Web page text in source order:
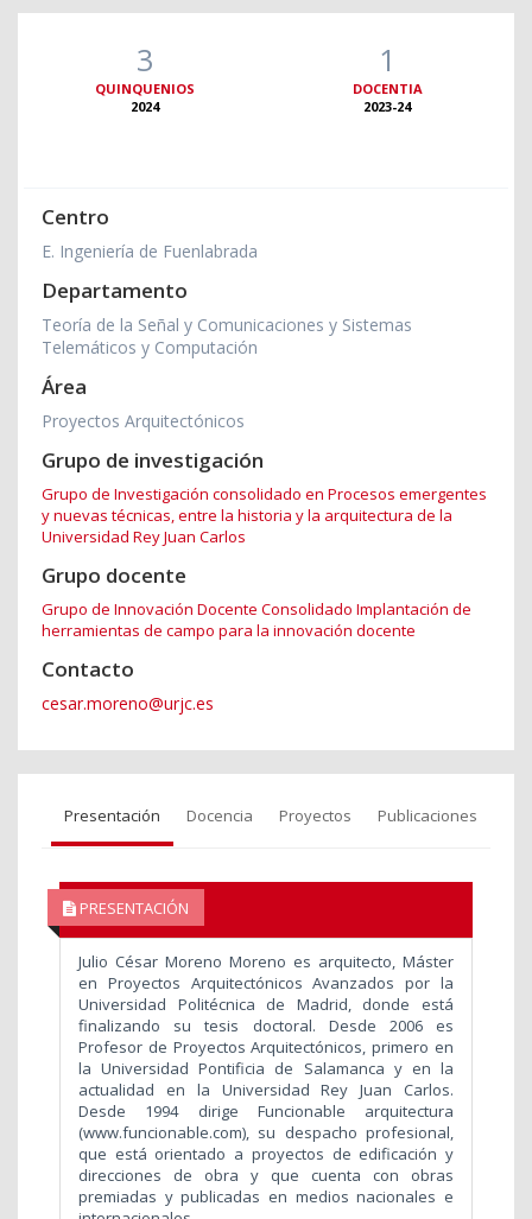
3
QUINQUENIOS
2024
1
DOCENTIA
2023-24
Centro
E. Ingeniería de Fuenlabrada
Departamento
Teoría de la Señal y Comunicaciones y Sistemas
Telemáticos y Computación
Área
Proyectos Arquitectónicos
Grupo de investigación
Grupo de Investigación consolidado en Procesos emergentes
y nuevas técnicas, entre la historia y la arquitectura de la
Universidad Rey Juan Carlos
Grupo docente
Grupo de Innovación Docente Consolidado Implantación de
herramientas de campo para la innovación docente
Contacto
cesar.moreno@urjc.es
Presentación Docencia Proyectos Publicaciones
PRESENTACIÓN
Julio César Moreno Moreno es arquitecto, Máster
en Proyectos Arquitectónicos Avanzados por la
Universidad Politécnica de Madrid, donde está
finalizando su tesis doctoral. Desde 2006 es
Profesor de Proyectos Arquitectónicos, primero en
la Universidad Pontificia de Salamanca y en la
actualidad en la Universidad Rey Juan Carlos.
Desde 1994 dirige Funcionable arquitectura
(www.funcionable.com), su despacho profesional,
que está orientado a proyectos de edificación y
direcciones de obra y que cuenta con obras
premiadas y publicadas en medios nacionales e